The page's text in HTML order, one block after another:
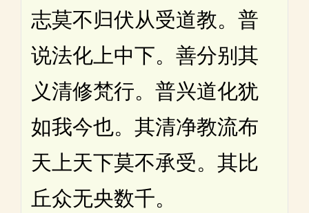
志莫不归伏从受道教。普
说法化上中下。善分别其
义清修梵行。普兴道化犹
如我今也。其清净教流布
天上天下莫不承受。其比
丘众无央数千。